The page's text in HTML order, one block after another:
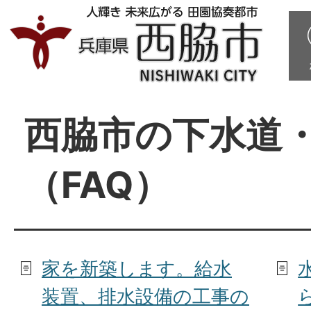
西脇市の下水道
（FAQ）
家を新築します。給水
装置、排水設備の工事の